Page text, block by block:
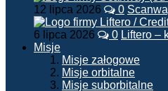
12 lipca 2026 0
6 lipca 2026 0 Liftero –
Misje
Misje załogowe
Misje orbitalne
Misje suborbitalne